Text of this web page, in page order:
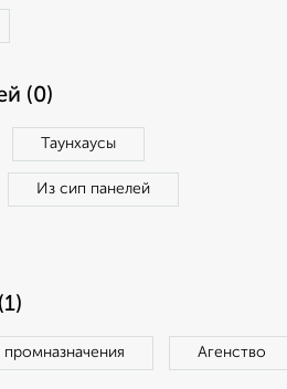
(0)
Таунхаусы
Из сип панелей
промназначения Агенство